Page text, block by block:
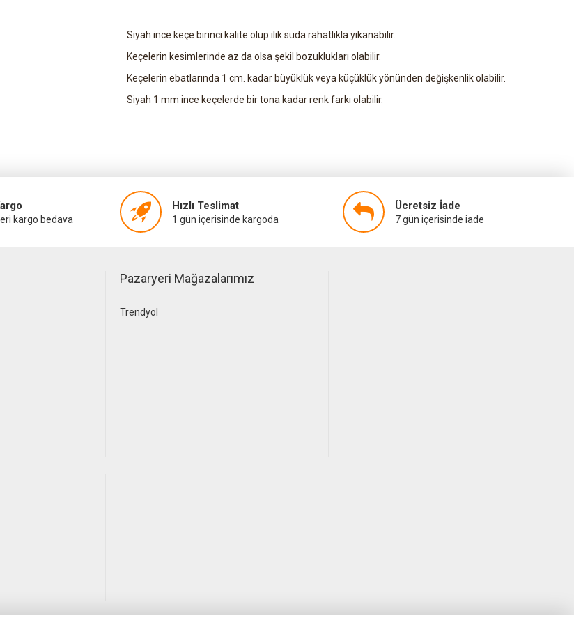
Siyah ince keçe birinci kalite olup ılık suda rahatlıkla yıkanabilir.
Keçelerin kesimlerinde az da olsa şekil bozuklukları olabilir.
Keçelerin ebatlarında 1 cm. kadar büyüklük veya küçüklük yönünden değişkenlik olabilir.
Siyah 1 mm ince keçelerde bir tona kadar renk farkı olabilir.
kargo bedava
Hızlı Teslimat
1 gün içerisinde kargoda
Ücretsiz İade
7 gün içerisinde iade
Pazaryeri Mağazalarımız
Trendyol